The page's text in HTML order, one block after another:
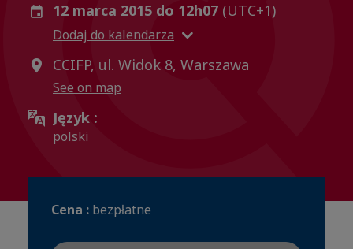
12 marca 2015 do 12h07 (UTC+1)
Dodaj do kalendarza
CCIFP, ul. Widok 8, Warszawa
See on map
Język :
polski
Cena : bezpłatne